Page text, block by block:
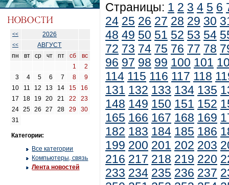
<< 2026
<<
АВГУСТ
пн
вт ср чт пт сб
вс
1
2
3
4 5 6 7 8
9
10
11 12 13 14 15
16
17
18 19 20 21 22
23
24
25 26 27 28 29
30
31
Категории:
Все категории
Компьютеры, связь
Лента новостей
Страницы: 1 2 3 4 5 6
24 25 26 27 28 29 30
48 49 50 51 52 53 54
72 73 74 75 76 77 78
96 97 98 99 100 101
114 115 116 117 118
131 132 133 134 135
148 149 150 151 152
165 166 167 168 169
182 183 184 185 186
199 200 201 202 203
216 217 218 219 220
233 234 235 236 237